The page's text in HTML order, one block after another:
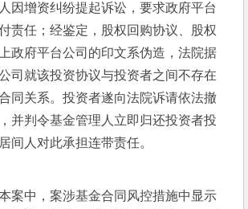
因增资纠纷提起诉讼，要求政府平台
责任；经鉴定，股权回购协议、股权
政府平台公司的印文系伪造，法院据
司就该投资协议与投资者之间不存在
同关系。投资者遂向法院诉请依法撤
并判令基金管理人立即归还投资者投
间人对此承担连带责任。
本案中，案涉基金合同风控措施中显示